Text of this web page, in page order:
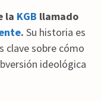
la KGB llamado
. Su historia es
clave sobre cómo
ideológica